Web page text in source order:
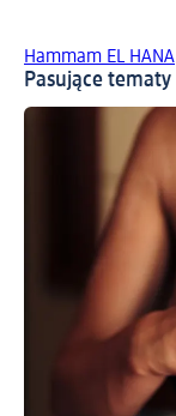
Hammam EL HANA
Pasujące tematy